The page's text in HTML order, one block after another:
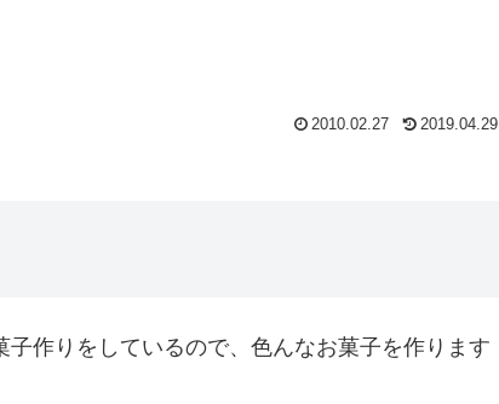
2010.02.27 2019.04.29
作りをしているので、色んなお菓子を作ります